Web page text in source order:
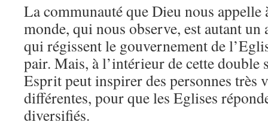
La communauté que Dieu nous
monde, qui nous observe, est autant un
qui régissent le gouvernement de
pair. Mais, à l’intérieur de cette double
Esprit peut inspirer des personnes très
différentes, pour que les Eglises
diversifiés.